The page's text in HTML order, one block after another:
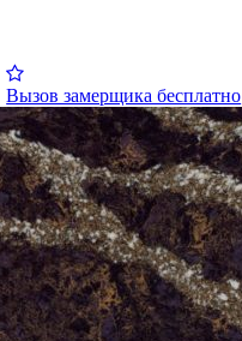
Вызов замерщика бесплатно